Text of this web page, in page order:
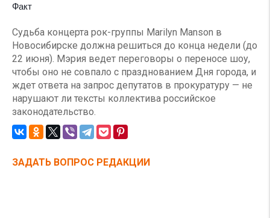
Факт
Судьба концерта рок-группы Marilyn Manson в
Новосибирске должна решиться до конца недели (до
22 июня). Мэрия ведет переговоры о переносе шоу,
чтобы оно не совпало с празднованием Дня города, и
ждет ответа на запрос депутатов в прокуратуру — не
нарушают ли тексты коллектива российское
законодательство.
ЗАДАТЬ ВОПРОС РЕДАКЦИИ